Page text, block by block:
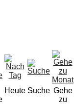
Heute Suche Gehe
zu